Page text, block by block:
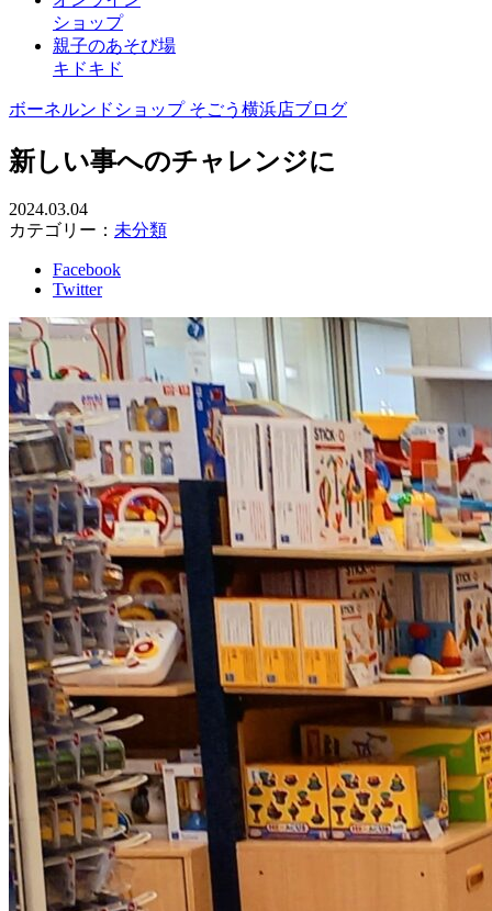
ショップ
親子のあそび場
キドキド
ボーネルンドショップ そごう横浜店ブログ
新しい事へのチャレンジに
2024.03.04
カテゴリー： 未分類
Facebook
Twitter